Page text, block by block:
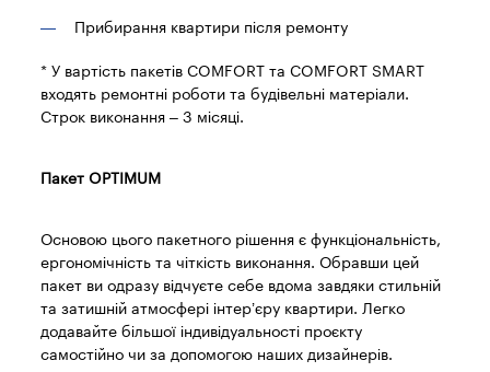
Прибирання квартири після ремонту
* У вартість пакетів COMFORT та COMFORT SMART
входять ремонтні роботи та будівельні матеріали.
Строк виконання – 3 місяці.
Пакет OPTIMUM
Основою цього пакетного рішення є функціональність,
ергономічність та чіткість виконання. Обравши цей
пакет ви одразу відчуєте себе вдома завдяки стильній
та затишній атмосфері інтер’єру квартири. Легко
додавайте більшої індивідуальності проєкту
самостійно чи за допомогою наших дизайнерів.